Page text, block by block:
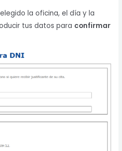
la oficina, el día y la
tus datos para confirmar